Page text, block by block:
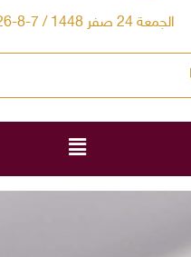
الجمعة 24 صفر 1448 / 7-8-2026